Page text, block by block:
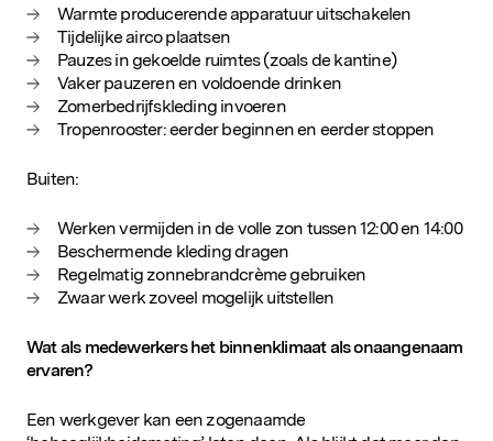
Warmte producerende apparatuur uitschakelen
Tijdelijke airco plaatsen
Pauzes in gekoelde ruimtes (zoals de kantine)
Vaker pauzeren en voldoende drinken
Zomerbedrijfskleding invoeren
Tropenrooster: eerder beginnen en eerder stoppen
Buiten:
Werken vermijden in de volle zon tussen 12:00 en 14:00
Beschermende kleding dragen
Regelmatig zonnebrandcrème gebruiken
Zwaar werk zoveel mogelijk uitstellen
Wat als medewerkers het binnenklimaat als onaangenaam
ervaren?
Een werkgever kan een zogenaamde